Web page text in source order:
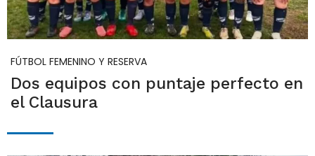
FÚTBOL FEMENINO Y RESERVA
Dos equipos con puntaje perfecto en
el Clausura